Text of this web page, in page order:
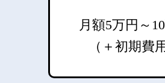
月額5万円～
（＋初期費